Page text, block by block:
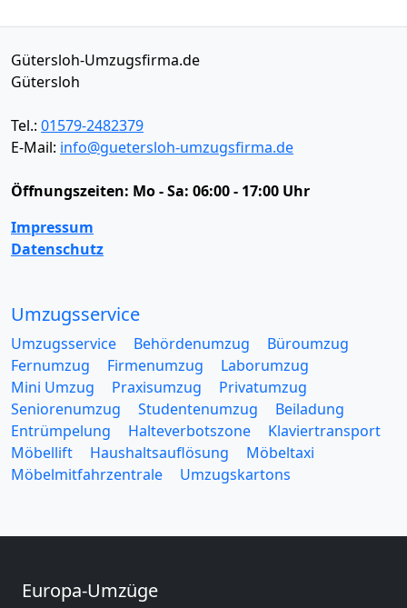
Gütersloh-Umzugsfirma.de
Gütersloh
Tel.: 01579-2482379
E-Mail: info@guetersloh-umzugsfirma.de
Öffnungszeiten: Mo - Sa: 06:00 - 17:00 Uhr
Impressum
Datenschutz
Umzugsservice
Umzugsservice Behördenumzug
Büroumzug
Fernumzug
Firmenumzug
Laborumzug
Mini Umzug
Praxisumzug
Privatumzug
Seniorenumzug
Studentenumzug
Beiladung
Entrümpelung
Halteverbotszone
Klaviertransport
Möbellift
Haushaltsauflösung
Möbeltaxi
Möbelmitfahrzentrale
Umzugskartons
Europa-Umzüge